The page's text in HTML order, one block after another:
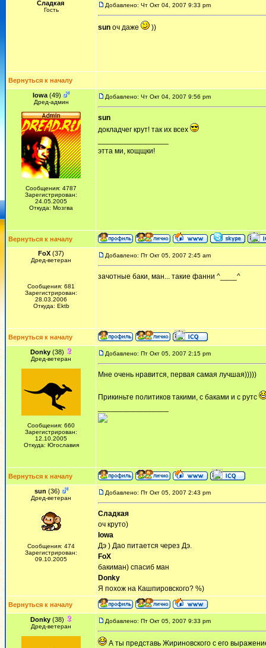
Сладкая
Гость
Добавлено: Чт Окт 04, 2007 9:33 pm
sun оч даже ))
Вернуться к началу
Iowa (49)
Дред-админ
Сообщения: 4787
Зарегистрирован:
24.05.2005
Откуда: Мозгва
Добавлено: Чт Окт 04, 2007 9:56 pm
sun
докладчег крут! так их всех
этта ми, кощщки!
Вернуться к началу
FoX (37)
Дред-ветеран
Сообщения: 681
Зарегистрирован:
28.03.2006
Откуда: Ektb
Добавлено: Пт Окт 05, 2007 2:45 am
зачотные баки, ман... такие фанни ^____^
Вернуться к началу
Donky(38)
Дред-ветеран
Сообщения: 660
Зарегистрирован:
12.10.2005
Откуда: Югославия
Добавлено: Пт Окт 05, 2007 2:15 pm
Мне очень нравится, первая самая лучшая)))))
Прикиньте политиков такими, с баками и с рутс
Вернуться к началу
sun (36)
Дред-ветеран
Сообщения: 474
Зарегистрирован:
09.10.2005
Добавлено: Пт Окт 05, 2007 2:43 pm
Сладкая
оч круто)
Iowa
Дэ ) Дао питается через Дэ.
FoX
бакиман) спасиб ман
Donky
Я похож на Кашпировского? %)
Вернуться к началу
Donky(38)
Дред-ветеран
Добавлено: Пт Окт 05, 2007 9:33 pm
А ты представь Жириновского с его